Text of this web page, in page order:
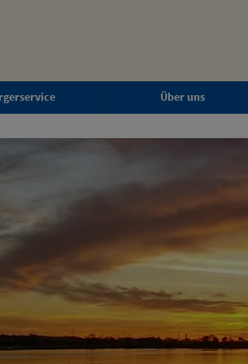
Über uns